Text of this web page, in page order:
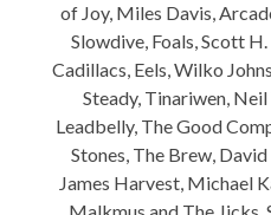
of Joy, Miles Davis,
Slowdive, Foals, Scott
Cadillacs, Eels, Wilko
Steady, Tinariwen,
Leadbelly, The Good
Stones, The Brew,
James Harvest, Michael